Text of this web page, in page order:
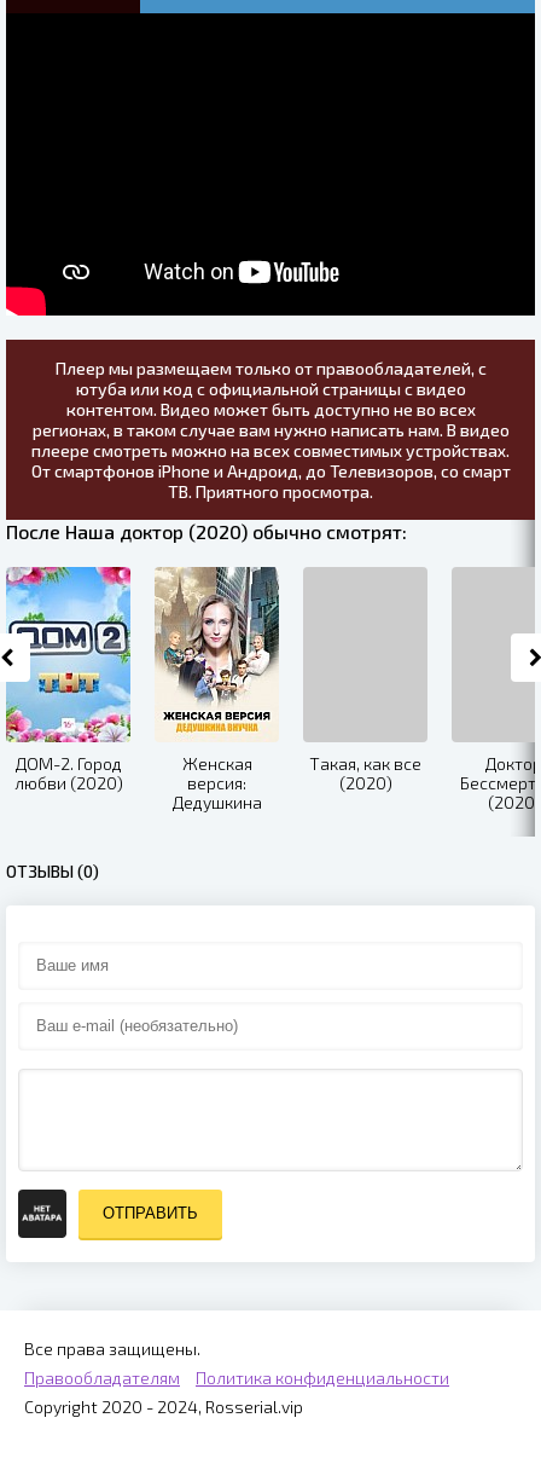
Плеер мы размещаем только от правообладателей, с
ютуба или код с официальной страницы с видео
контентом. Видео может быть доступно не во всех
регионах, в таком случае вам нужно написать нам. В видео
плеере смотреть можно на всех совместимых устройствах.
От смартфонов iPhone и Андроид, до Телевизоров, со смарт
ТВ. Приятного просмотра.
После Наша доктор (2020) обычно смотрят:
ДОМ-2. Город
любви (2020)
Женская
версия:
Дедушкина
Такая, как все
(2020)
Доктор
(2020)
ОТЗЫВЫ (0)
ОТПРАВИТЬ
Все права защищены.
Правообладателям
Политика конфиденциальности
Copyright 2020 - 2024, Rosserial.vip